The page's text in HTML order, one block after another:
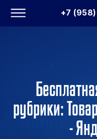
+7
рубрики:
-